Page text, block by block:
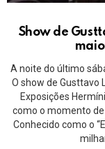
Show de
A noite do último
O show de Gusttavo
Exposições
como o momento
Conhecido como o